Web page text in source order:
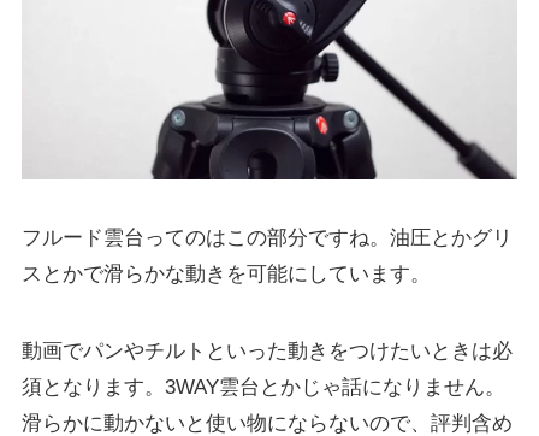
フルード雲台ってのはこの部分ですね。油圧とかグリ
スとかで滑らかな動きを可能にしています。
動画でパンやチルトといった動きをつけたいときは必
須となります。3WAY雲台とかじゃ話になりません。
滑らかに動かないと使い物にならないので、評判含め